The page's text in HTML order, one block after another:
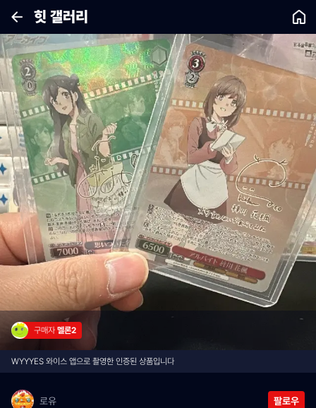
힛 갤러리
구매자 멜론2
WYYYES 와이스 앱으로 촬영한 인증된 상품입니다
로유 팔로우